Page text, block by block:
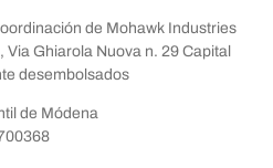
de Mohawk Industries
Ghiarola Nuova n. 29 Capital
desembolsados
de Módena